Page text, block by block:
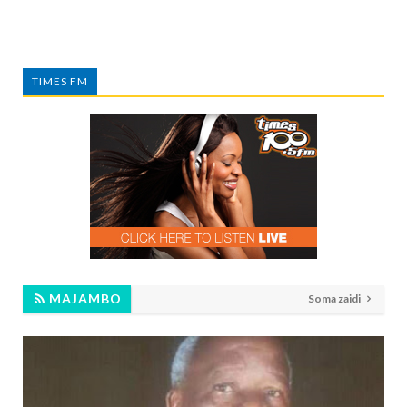
TIMES FM
MAJAMBO Soma zaidi